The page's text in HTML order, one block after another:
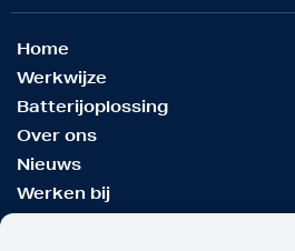
Home
Werkwijze
Batterijoplossing
Over ons
Nieuws
Werken bij